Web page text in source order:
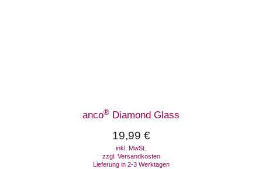
anco® Diamond Glass
19,99 €
inkl. MwSt.
zzgl. Versandkosten
Lieferung in 2-3 Werktagen